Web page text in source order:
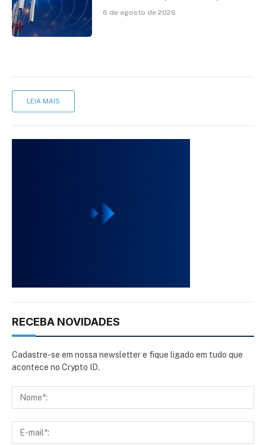
mantém desafio
6 de agosto de 2026
LEIA MAIS
RECEBA NOVIDADES
Cadastre-se em nossa newsletter e fique ligado em tudo que
acontece no Crypto ID.